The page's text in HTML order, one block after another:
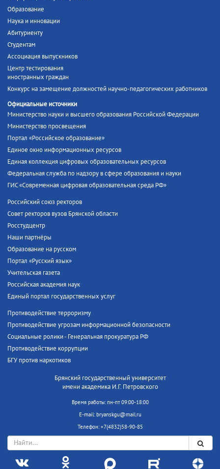
Образование
Наука и инновации
Абитуриенту
Студентам
Ассоциация выпускников
Центр тестирования
иностранных граждан
Конкурс на замещение должностей научно-педагогических работников
Официальные источники
Министерство науки и высшего образования Российской Федерации
Министерство просвещения
Портал «Российское образование»
Единое окно информационных ресурсов
Единая коллекция цифровых образовательных ресурсов
Федеральная служба по надзору в сфере образования и науки
ГИС «Современная цифровая образовательная среда РФ»
Российский союз ректоров
Совет ректоров вузов Брянской области
Росстудцентр
Наши партнёры
Образование на русском
Портал «Русский язык»
Учительская газета
Российская академия наук
Единый портал государственных услуг
Противодействие терроризму
Противодействие угрозам информационной безопасности
Социальные ролики - Генеральная прокуратура РФ
Противодействие коррупции
БГУ против наркотиков
Брянский государственный университет
имени академика И.Г. Петровского
Время работы: пн-пт 09:00-18:00
E-mail: bryanskgu@mail.ru
Телефон: +7(4832)58-90-85